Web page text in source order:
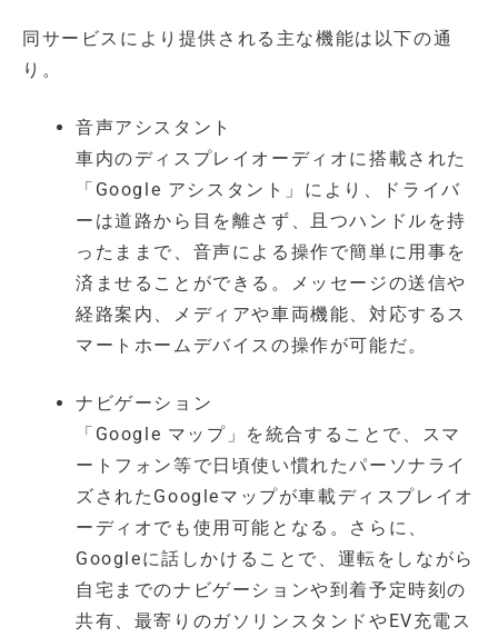
同サービスにより提供される主な機能は以下の通
り。
音声アシスタント
車内のディスプレイオーディオに搭載された
「Google アシスタント」により、ドライバ
ーは道路から目を離さず、且つハンドルを持
ったままで、音声による操作で簡単に用事を
済ませることができる。メッセージの送信や
経路案内、メディアや車両機能、対応するス
マートホームデバイスの操作が可能だ。
ナビゲーション
「Google マップ」を統合することで、スマ
ートフォン等で日頃使い慣れたパーソナライ
ズされたGoogleマップが車載ディスプレイオ
ーディオでも使用可能となる。さらに、
Googleに話しかけることで、運転をしながら
自宅までのナビゲーションや到着予定時刻の
共有、最寄りのガソリンスタンドやEV充電ス